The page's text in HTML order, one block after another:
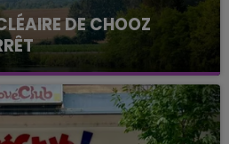
DE CHOOZ
que la centrale
est à l'arrêt. Une situation
intense qui est toujours